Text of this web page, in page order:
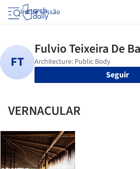
Iniciar sessão
Seguir
VERNACULAR